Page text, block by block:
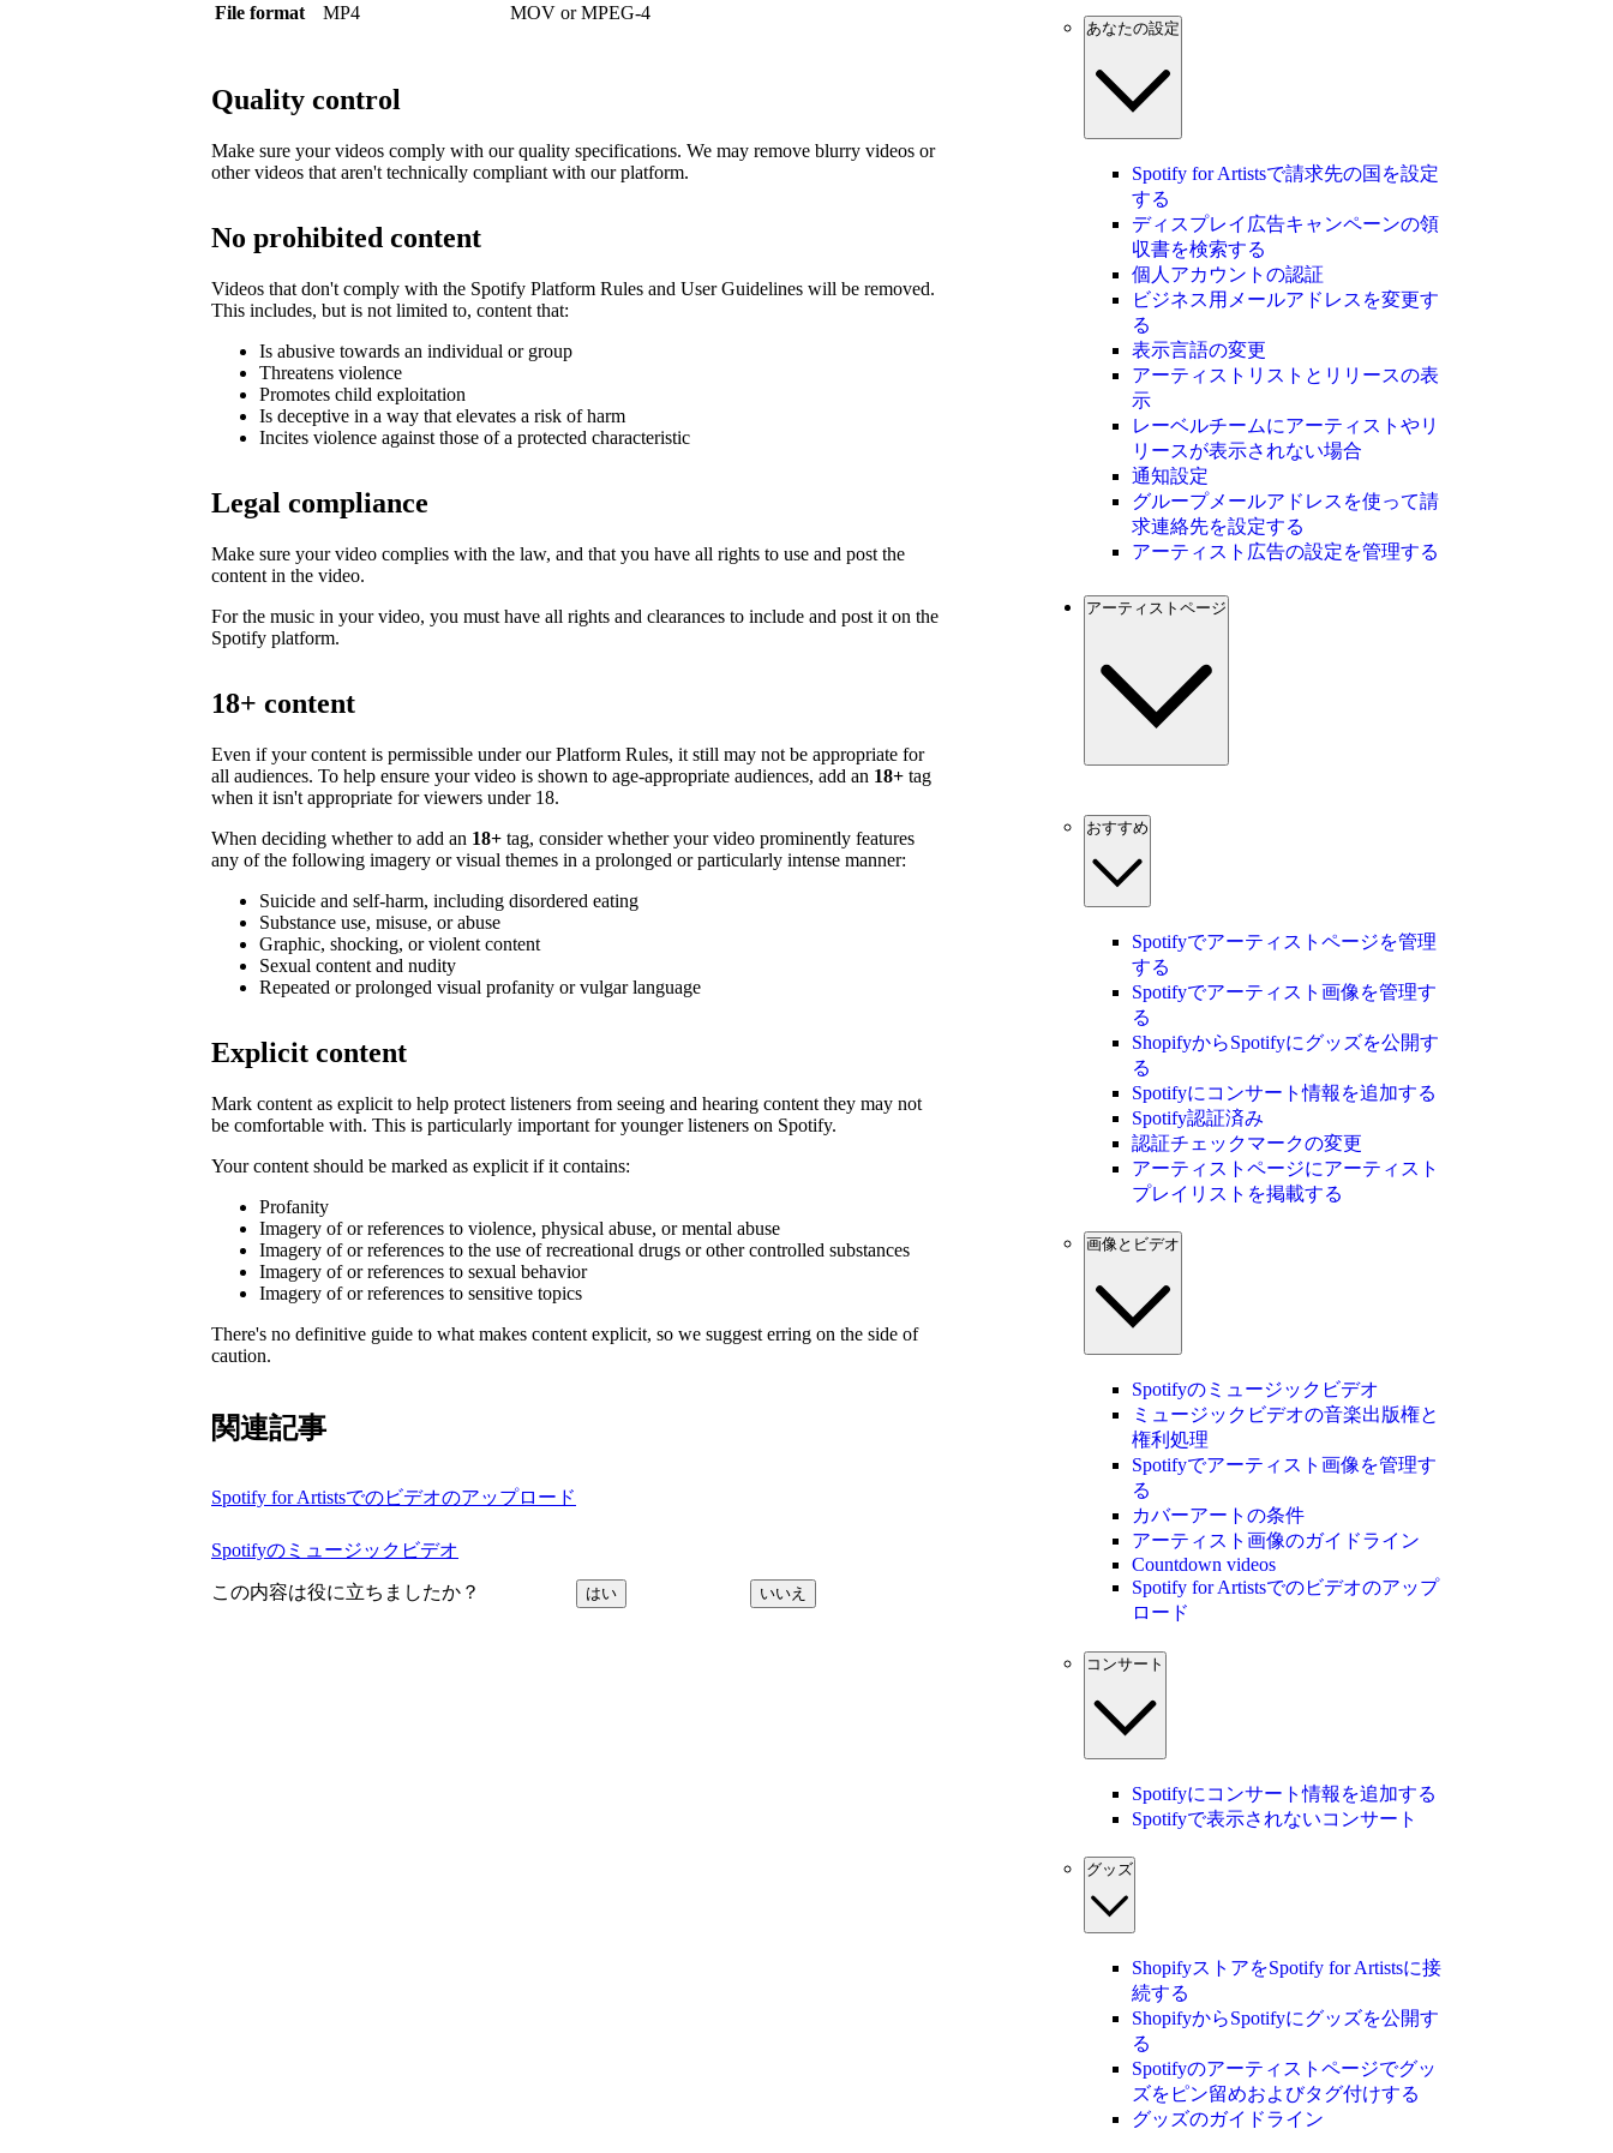
File format MP4 MOV or MPEG-4
Quality control
Make sure your videos comply with our quality specifications. We may remove blurry videos or
other videos that aren't technically compliant with our platform.
No prohibited content
Videos that don't comply with the Spotify Platform Rules and User Guidelines will be removed.
This includes, but is not limited to, content that:
Is abusive towards an individual or group
Threatens violence
Promotes child exploitation
Is deceptive in a way that elevates a risk of harm
Incites violence against those of a protected characteristic
Legal compliance
Make sure your video complies with the law, and that you have all rights to use and post the
content in the video.
For the music in your video, you must have all rights and clearances to include and post it on the
Spotify platform.
18+ content
Even if your content is permissible under our Platform Rules, it still may not be appropriate for
all audiences. To help ensure your video is shown to age-appropriate audiences, add an 18+ tag
when it isn't appropriate for viewers under 18.
When deciding whether to add an 18+ tag, consider whether your video prominently features
any of the following imagery or visual themes in a prolonged or particularly intense manner:
Suicide and self-harm, including disordered eating
Substance use, misuse, or abuse
Graphic, shocking, or violent content
Sexual content and nudity
Repeated or prolonged visual profanity or vulgar language
Explicit content
Mark content as explicit to help protect listeners from seeing and hearing content they may not
be comfortable with. This is particularly important for younger listeners on Spotify.
Your content should be marked as explicit if it contains:
Profanity
Imagery of or references to violence, physical abuse, or mental abuse
Imagery of or references to the use of recreational drugs or other controlled substances
Imagery of or references to sexual behavior
Imagery of or references to sensitive topics
There's no definitive guide to what makes content explicit, so we suggest erring on the side of
caution.
関連記事
Spotify for Artistsでのビデオのアップロード
Spotifyのミュージックビデオ
この内容は役に立ちましたか？ はい いいえ
あなたの設定
Spotify for Artistsで請求先の国を設定
する
ディスプレイ広告キャンペーンの領
収書を検索する
個人アカウントの認証
ビジネス用メールアドレスを変更す
る
表示言語の変更
アーティストリストとリリースの表
示
レーベルチームにアーティストやリ
リースが表示されない場合
通知設定
グループメールアドレスを使って請
求連絡先を設定する
アーティスト広告の設定を管理する
アーティストページ
おすすめ
Spotifyでアーティストページを管理
する
Spotifyでアーティスト画像を管理す
る
ShopifyからSpotifyにグッズを公開す
る
Spotifyにコンサート情報を追加する
Spotify認証済み
認証チェックマークの変更
アーティストページにアーティスト
プレイリストを掲載する
画像とビデオ
Spotifyのミュージックビデオ
ミュージックビデオの音楽出版権と
権利処理
Spotifyでアーティスト画像を管理す
る
カバーアートの条件
アーティスト画像のガイドライン
Countdown videos
Spotify for Artistsでのビデオのアップ
ロード
コンサート
Spotifyにコンサート情報を追加する
Spotifyで表示されないコンサート
グッズ
ShopifyストアをSpotify for Artistsに接
続する
ShopifyからSpotifyにグッズを公開す
る
Spotifyのアーティストページでグッ
ズをピン留めおよびタグ付けする
グッズのガイドライン